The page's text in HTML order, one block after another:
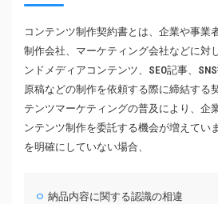
コンテンツ制作契約書とは、企業や事業
制作会社、マーケティング会社などに対
ンドメディアコンテンツ、SEO記事、
原稿などの制作を依頼する際に締結する
テンツマーケティングの普及により、企
ンテンツ制作を委託する機会が増えてい
を明確にしていない場合、
納品内容に関する認識の相違